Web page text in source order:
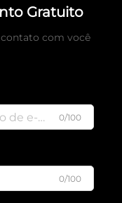
Gratuito
com você
0/100
0/100